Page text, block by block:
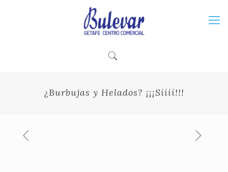
¿Burbujas y Helados? ¡¡¡Síííí!!!